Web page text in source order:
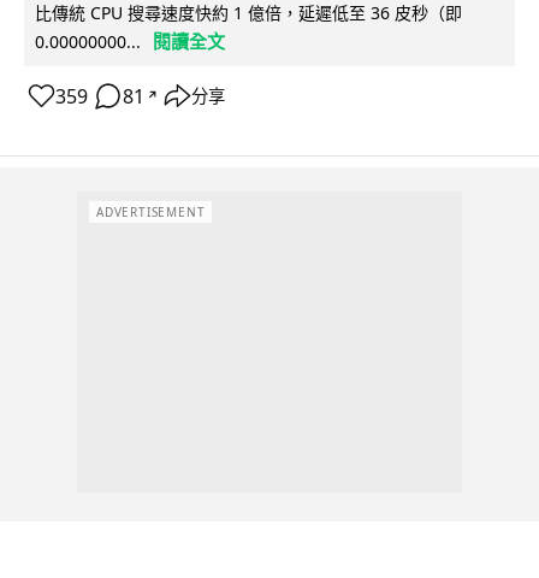
比傳統 CPU 搜尋速度快約 1 億倍，延遲低至 36 皮秒（即
0.00000000...
閱讀全文
359 81 ↗ 分享
ADVERTISEMENT